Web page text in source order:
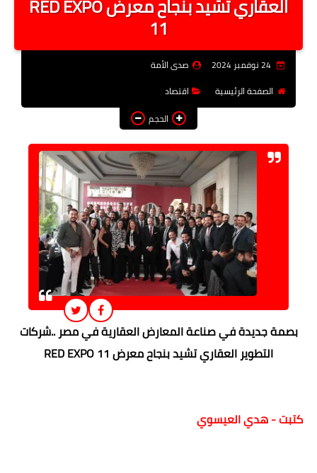
فن وثقافة
تعليم
توك شو
المزيد
العقاري تشيد بنجاح معرض RED EXPO
11
24 نوفمبر 2024
صدى الأمة
الصفحة الرئيسية
اقتصاد
الحجم
بصمة جديدة في صناعة المعارض العقارية في مصر ..شركات
التطوير العقاري تشيد بنجاح معرض RED EXPO 11
كتبت - هدي العيسوي